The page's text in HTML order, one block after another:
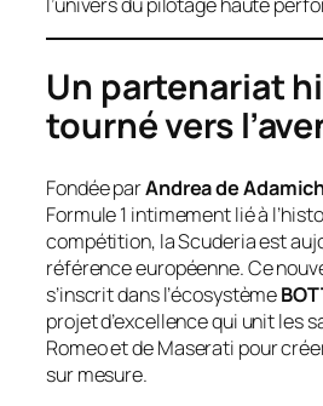
Un partenariat
tourné vers
Fondée parAndrea de
Formule 1 intimement lié à
compétition, la Scuderia est
référence européenne. Ce
s’inscrit dans l’écosystème
projet d’excellence qui unit les
Romeo et de Maserati pour
sur mesure.